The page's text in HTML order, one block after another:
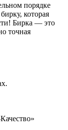
порядке
которая
Бирка — это
точная